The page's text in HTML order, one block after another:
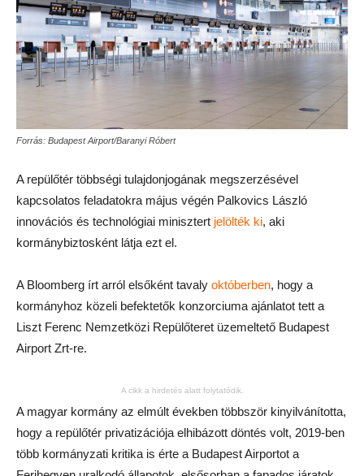
Forrás: Budapest Airport/Baranyi Róbert
A repülőtér többségi tulajdonjogának megszerzésével
kapcsolatos feladatokra május végén Palkovics László
innovációs és technológiai minisztert jelölték ki, aki
kormánybiztosként látja ezt el.
A Bloomberg írt arról elsőként tavaly októberben, hogy a
kormányhoz közeli befektetők konzorciuma ajánlatot tett a
Liszt Ferenc Nemzetközi Repülőteret üzemeltető Budapest
Airport Zrt-re.
A cikk a hirdetés alatt folytatódik.
A magyar kormány az elmúlt években többször kinyilvánította,
hogy a repülőtér privatizációja elhibázott döntés volt, 2019-ben
több kormányzati kritika is érte a Budapest Airportot a